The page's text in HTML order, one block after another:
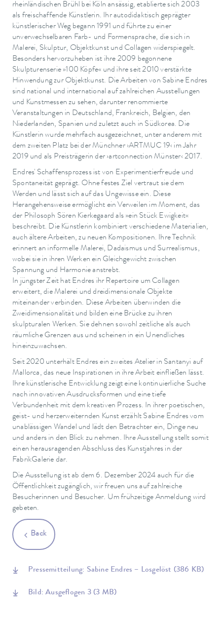
rheinländischen Brühl bei Köln ansässig, etablierte sich 2003
als freischaffende Künstlerin. Ihr autodidaktisch geprägter
künstlerischer Weg begann 1991 und führte zu einer
unverwechselbaren Farb- und Formensprache, die sich in
Malerei, Skulptur, Objektkunst und Collagen widerspiegelt.
Besonders hervorzuheben ist ihre 2009 begonnene
Skulpturenserie »100 Köpfe« und ihre seit 2010 verstärkte
Hinwendung zur Objektkunst. Die Arbeiten von Sabine Endres
sind national und international auf zahlreichen Ausstellungen
und Kunstmessen zu sehen, darunter renommierte
Veranstaltungen in Deutschland, Frankreich, Belgien, den
Niederlanden, Spanien und zuletzt auch in Südkorea. Die
Künstlerin wurde mehrfach ausgezeichnet, unter anderem mit
dem zweiten Platz bei der Münchner ›ARTMUC 19‹ im Jahr
2019 und als Preisträgerin der ›artconnection Münster‹ 2017.
Endres' Schaffensprozess ist von Experimentierfreude und
Spontaneität geprägt. Ohne festes Ziel vertraut sie dem
Werden und lässt sich auf das Ungewisse ein. Diese
Herangehensweise ermöglicht ein Verweilen im Moment, das
der Philosoph Sören Kierkegaard als »ein Stück Ewigkeit«
beschreibt. Die Künstlerin kombiniert verschiedene Materialien,
auch ältere Arbeiten, zu neuen Kompositionen. Ihre Technik
erinnert an informelle Malerei, Dadaismus und Surrealismus,
wobei sie in ihren Werken ein Gleichgewicht zwischen
Spannung und Harmonie anstrebt.
In jüngster Zeit hat Endres ihr Repertoire um Collagen
erweitert, die Malerei und dreidimensionale Objekte
miteinander verbinden. Diese Arbeiten überwinden die
Zweidimensionalität und bilden eine Brücke zu ihren
skulpturalen Werken. Sie dehnen sowohl zeitliche als auch
räumliche Grenzen aus und scheinen in ein Unendliches
hineinzuwachsen.
Seit 2020 unterhält Endres ein zweites Atelier in Santanyi auf
Mallorca, das neue Inspirationen in ihre Arbeit einfließen lässt.
Ihre künstlerische Entwicklung zeigt eine kontinuierliche Suche
nach innovativen Ausdrucksformen und eine tiefe
Verbundenheit mit dem kreativen Prozess. In ihrer poetischen,
geist- und herzerweiternden Kunst erzählt Sabine Endres vom
unablässigen Wandel und lädt den Betrachter ein, Dinge neu
und anders in den Blick zu nehmen. Ihre Ausstellung stellt somit
einen herausragenden Abschluss des Kunstjahres in der
FabrikGalerie dar.
Die Ausstellung ist ab dem 6. Dezember 2024 auch für die
Öffentlichkeit zugänglich, wir freuen uns auf zahlreiche
Besucherinnen und Besucher. Um frühzeitige Anmeldung wird
gebeten.
Back
Pressemitteilung: Sabine Endres – Losgelöst (386 KB)
Bild: Ausgeflogen 3 (3 MB)